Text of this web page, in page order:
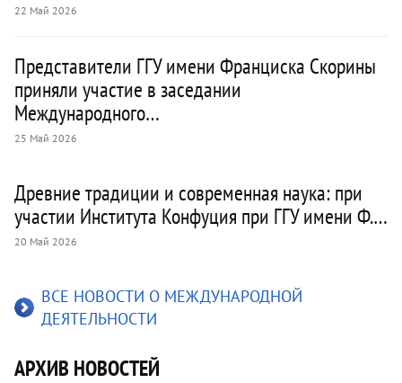
Представители ГГУ имени Франциска Скорины
приняли участие в заседании
Международного…
25 Май 2026
22 Май 2026
Древние традиции и современная наука: при
участии Института Конфуция при ГГУ имени Ф.…
20 Май 2026
ВСЕ НОВОСТИ О МЕЖДУНАРОДНОЙ
ДЕЯТЕЛЬНОСТИ
АРХИВ НОВОСТЕЙ